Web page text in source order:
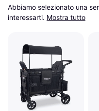
Abbiamo selezionato una
interessarti. Mostra tutto